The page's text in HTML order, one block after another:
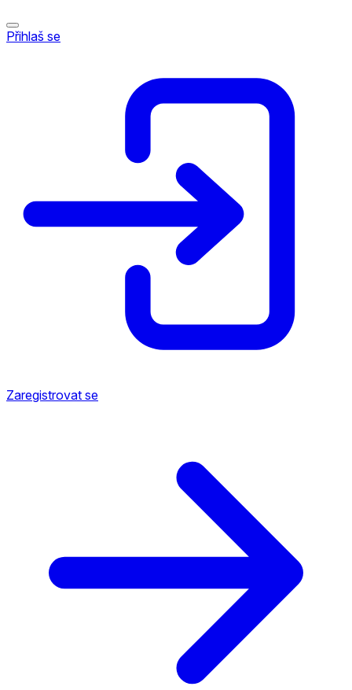
Přihlaš se
Zaregistrovat se